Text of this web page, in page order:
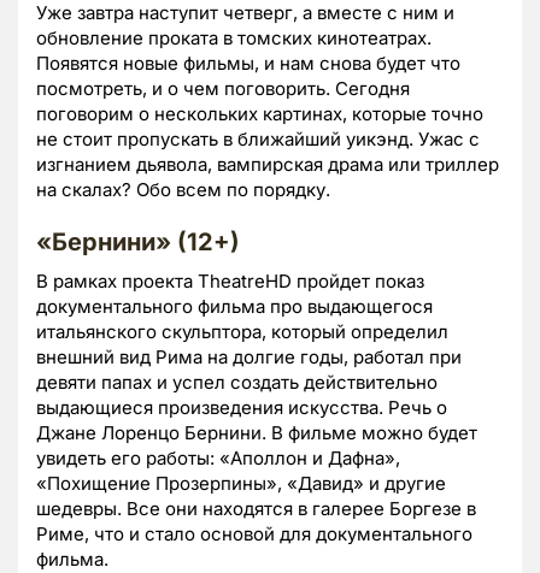
Уже завтра наступит четверг, а вместе с ним и
обновление проката в томских кинотеатрах.
Появятся новые фильмы, и нам снова будет что
посмотреть, и о чем поговорить. Сегодня
поговорим о нескольких картинах, которые точно
не стоит пропускать в ближайший уикэнд. Ужас с
изгнанием дьявола, вампирская драма или триллер
на скалах? Обо всем по порядку.
«Бернини» (12+)
В рамках проекта TheatreHD пройдет показ
документального фильма про выдающегося
итальянского скульптора, который определил
внешний вид Рима на долгие годы, работал при
девяти папах и успел создать действительно
выдающиеся произведения искусства. Речь о
Джане Лоренцо Бернини. В фильме можно будет
увидеть его работы: «Аполлон и Дафна»,
«Похищение Прозерпины», «Давид» и другие
шедевры. Все они находятся в галерее Боргезе в
Риме, что и стало основой для документального
фильма.